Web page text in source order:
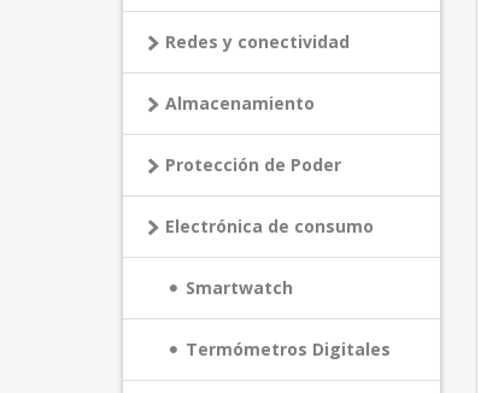
Redes y conectividad
Almacenamiento
Protección de Poder
Electrónica de consumo
Smartwatch
Termómetros Digitales